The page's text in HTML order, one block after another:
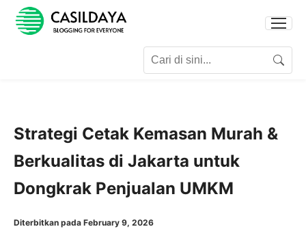
Search
Strategi Cetak Kemasan Murah &
Berkualitas di Jakarta untuk
Dongkrak Penjualan UMKM
Diterbitkan pada February 9, 2026